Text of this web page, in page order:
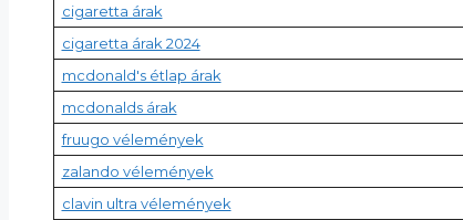
cigaretta árak
cigaretta árak 2024
mcdonald's étlap árak
mcdonalds árak
fruugo vélemények
zalando vélemények
clavin ultra vélemények